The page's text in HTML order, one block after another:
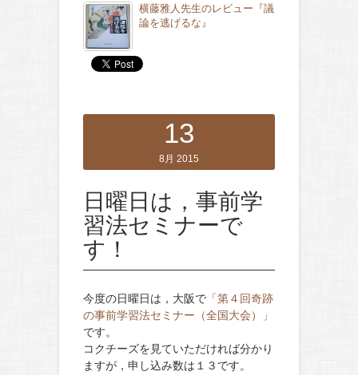
横藤雅人先生のレビュー『議
論を逃げるな』
13
8月 2015
日曜日は，事前学
習法セミナーで
す！
今度の日曜日は，大阪で 「第４回奇跡
の事前学習法セミナー（全国大会）」
です。
コクチーズを見ていただければ分かり
ますが，申し込み数は１３です。